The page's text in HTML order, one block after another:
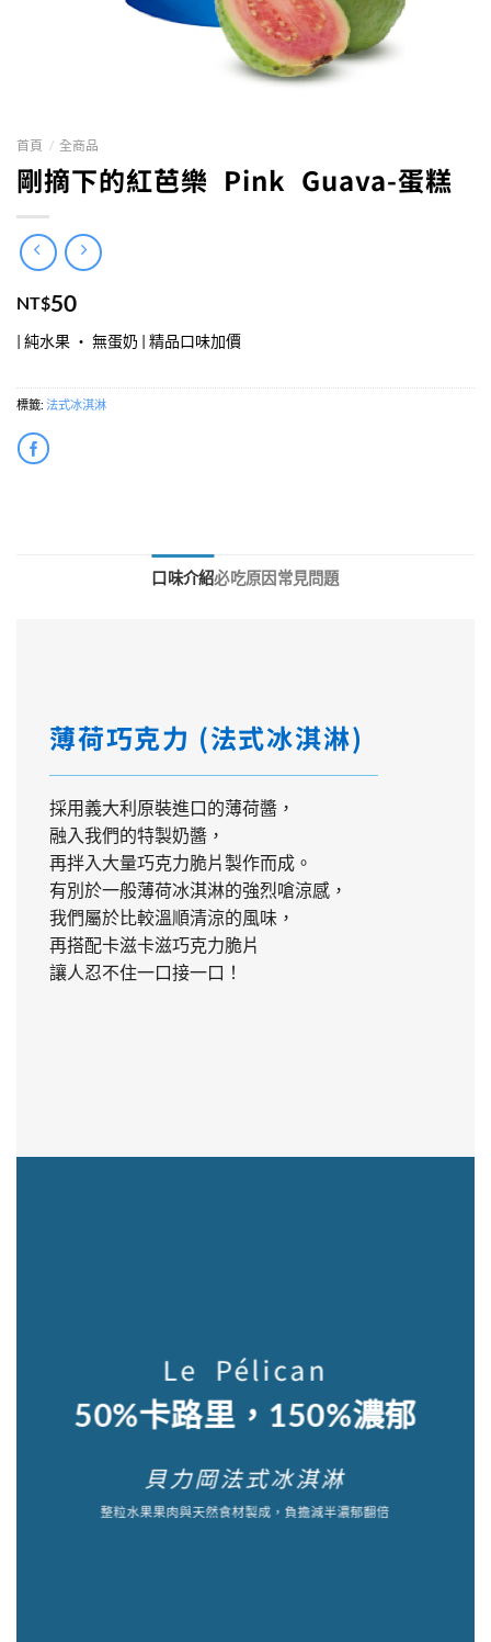
首頁 / 全商品
剛摘下的紅芭樂 Pink Guava-蛋糕
NT$50
| 純水果 ‧ 無蛋奶 | 精品口味加價
標籤: 法式冰淇淋
口味介紹必吃原因常見問題
薄荷巧克力 (法式冰淇淋)
採用義大利原裝進口的薄荷醬，
融入我們的特製奶醬，
再拌入大量巧克力脆片製作而成。
有別於一般薄荷冰淇淋的強烈嗆涼感，
我們屬於比較溫順清涼的風味，
再搭配卡滋卡滋巧克力脆片
讓人忍不住一口接一口！
Le Pélican
50%卡路里，150%濃郁
貝力岡法式冰淇淋
整粒水果果肉與天然食材製成，負擔減半濃郁翻倍